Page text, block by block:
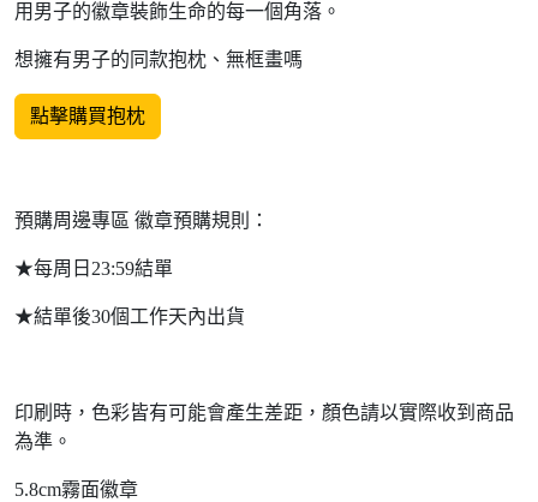
用男子的徽章裝飾生命的每一個角落。
想擁有男子的同款抱枕、無框畫嗎
點擊購買抱枕
預購周邊專區 徽章預購規則：
★每周日23:59結單
★結單後30個工作天內出貨
印刷時，色彩皆有可能會產生差距，顏色請以實際收到商品
為準。
5.8cm霧面徽章